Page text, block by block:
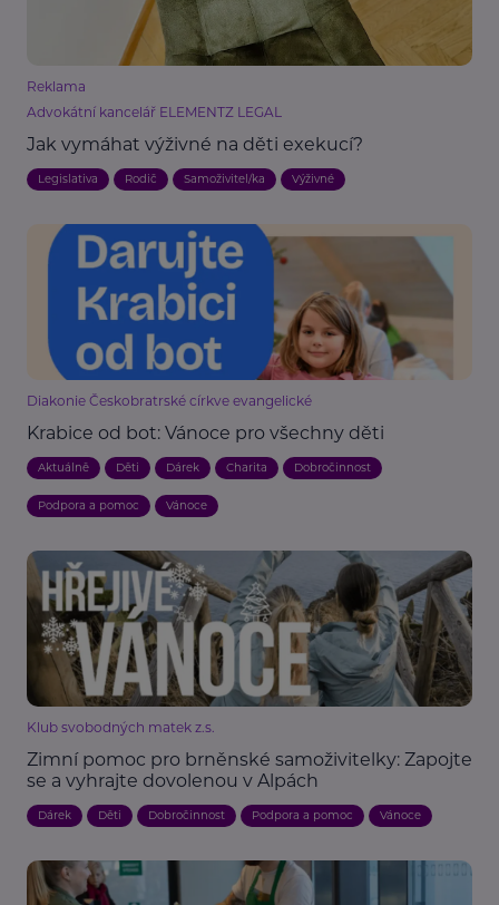
Reklama
Advokátní kancelář ELEMENTZ LEGAL
Jak vymáhat výživné na děti exekucí?
Legislativa Rodič Samoživitel/ka Výživné
Diakonie Českobratrské církve evangelické
Krabice od bot: Vánoce pro všechny děti
Aktuálně Děti Dárek Charita Dobročinnost
Podpora a pomoc Vánoce
Klub svobodných matek z.s.
Zimní pomoc pro brněnské samoživitelky: Zapojte
se a vyhrajte dovolenou v Alpách
Dárek Děti Dobročinnost Podpora a pomoc Vánoce